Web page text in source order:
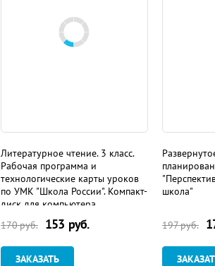
Литературное чтение. 3 класс.
Рабочая программа и
технологические карты уроков
по УМК "Школа России". Компакт-
диск для компьютера
170руб. 153руб.
ЗАКАЗАТЬ
школа"
197руб.